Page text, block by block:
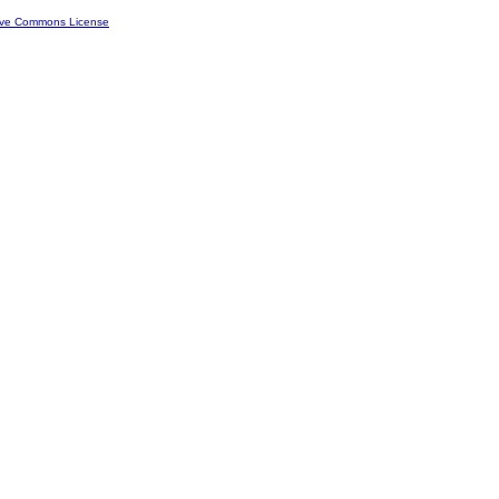
Commons License